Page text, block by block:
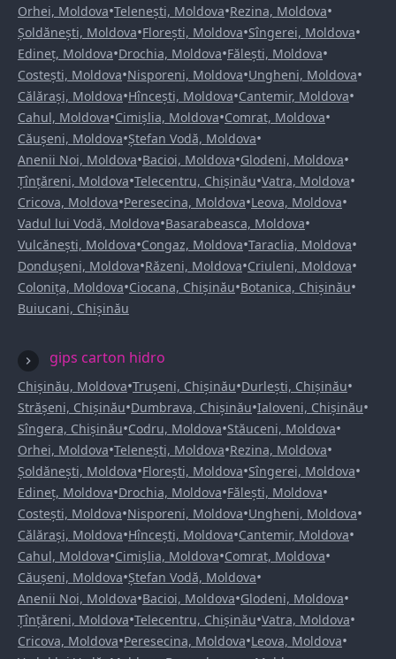
Orhei, Moldova•Telenești, Moldova•Rezina, Moldova•
Șoldănești, Moldova•Florești, Moldova•Sîngerei, Moldova•
Edineț, Moldova•Drochia, Moldova•Fălești, Moldova•
Costești, Moldova•Nisporeni, Moldova•Ungheni, Moldova•
Călărași, Moldova•Hîncești, Moldova•Cantemir, Moldova•
Cahul, Moldova•Cimișlia, Moldova•Comrat, Moldova•
Căușeni, Moldova•Ștefan Vodă, Moldova•
Anenii Noi, Moldova•Bacioi, Moldova•Glodeni, Moldova•
Țînțăreni, Moldova•Telecentru, Chișinău•Vatra, Moldova•
Cricova, Moldova•Peresecina, Moldova•Leova, Moldova•
Vadul lui Vodă, Moldova•Basarabeasca, Moldova•
Vulcănești, Moldova•Congaz, Moldova•Taraclia, Moldova•
Dondușeni, Moldova•Răzeni, Moldova•Criuleni, Moldova•
Colonița, Moldova•Ciocana, Chișinău•Botanica, Chișinău•
Buiucani, Chișinău
gips carton hidro
Chișinău, Moldova•Trușeni, Chișinău•Durlești, Chișinău•
Strășeni, Chișinău•Dumbrava, Chișinău•Ialoveni, Chișinău•
Sîngera, Chișinău•Codru, Moldova•Stăuceni, Moldova•
Orhei, Moldova•Telenești, Moldova•Rezina, Moldova•
Șoldănești, Moldova•Florești, Moldova•Sîngerei, Moldova•
Edineț, Moldova•Drochia, Moldova•Fălești, Moldova•
Costești, Moldova•Nisporeni, Moldova•Ungheni, Moldova•
Călărași, Moldova•Hîncești, Moldova•Cantemir, Moldova•
Cahul, Moldova•Cimișlia, Moldova•Comrat, Moldova•
Căușeni, Moldova•Ștefan Vodă, Moldova•
Anenii Noi, Moldova•Bacioi, Moldova•Glodeni, Moldova•
Țînțăreni, Moldova•Telecentru, Chișinău•Vatra, Moldova•
Cricova, Moldova•Peresecina, Moldova•Leova, Moldova•